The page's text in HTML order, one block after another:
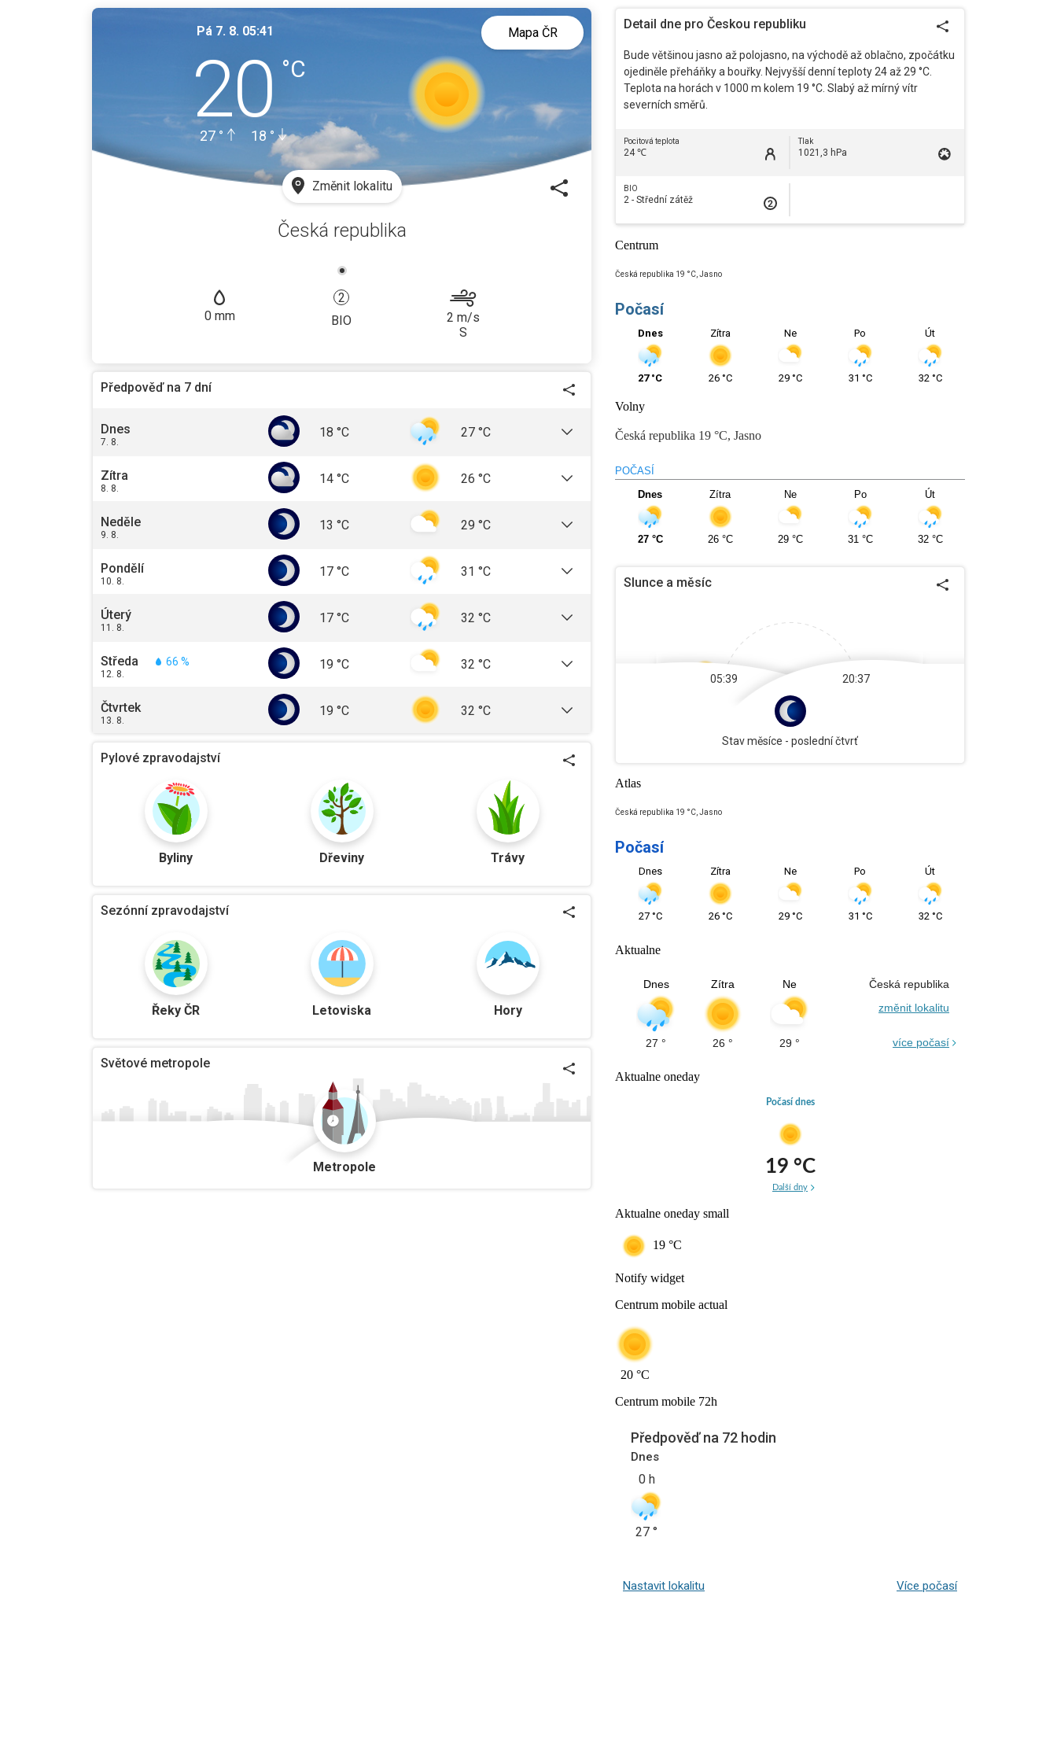
Mapa ČR
Pá 7. 8. 05:41
20 °C
27 ° 18 °
Změnit lokalitu
Česká republika
0mm
2
BIO
2 m/s
S
Předpověď na 7 dní
Dnes
7. 8.
18 °C 27 °C
Zítra
8. 8.
14 °C 26 °C
Neděle
9. 8.
13 °C 29 °C
Pondělí
10. 8.
17 °C 31 °C
Úterý
11. 8.
17 °C 32 °C
Středa
12. 8.
66 % 19 °C 32 °C
Čtvrtek
13. 8.
19 °C 32 °C
Pylové zpravodajství
Byliny Dřeviny Trávy
Sezónní zpravodajství
Řeky ČR Letoviska Hory
Světové metropole
Metropole
Detail dne pro Českou republiku
Bude většinou jasno až polojasno, na východě až oblačno, zpočátku
ojediněle přeháňky a bouřky. Nejvyšší denní teploty 24 až 29 °C.
Teplota na horách v 1000 m kolem 19 °C. Slabý až mírný vítr
severních směrů.
Pocitová teplota
24 ℃
Tlak
1021,3 hPa
BIO
2 - Střední zátěž
Centrum
Česká republika 19 °C Jasno
Počasí
Dnes
27°C
Zítra
26°C
Ne
29°C
Po
31 °C
Út
32°C
Volny
Česká republika 19 °C, Jasno
POČASÍ
Dnes
27°C
Zítra
26°C
Ne
29°C
Po
31°C
Út
32°C
Slunce a měsíc
05:39 20:37
Stav měsíce - poslední čtvrť
Atlas
Česká republika 19 °C Jasno
Počasí
Dnes
27°C
Zítra
26°C
Ne
29°C
Po
31 °C
Út
32°C
Aktualne
Dnes
27 °
Zítra
26 °
Ne
29 °
Česká republika
změnit lokalitu
více počasí
Aktualne oneday
Počasí dnes
19 °C
Další dny
Aktualne oneday small
19 °C
Notify widget
Centrum mobile actual
20°C
Centrum mobile 72h
Předpověď na 72 hodin
Dnes
0h
27 °
Nastavit lokalitu Více počasí